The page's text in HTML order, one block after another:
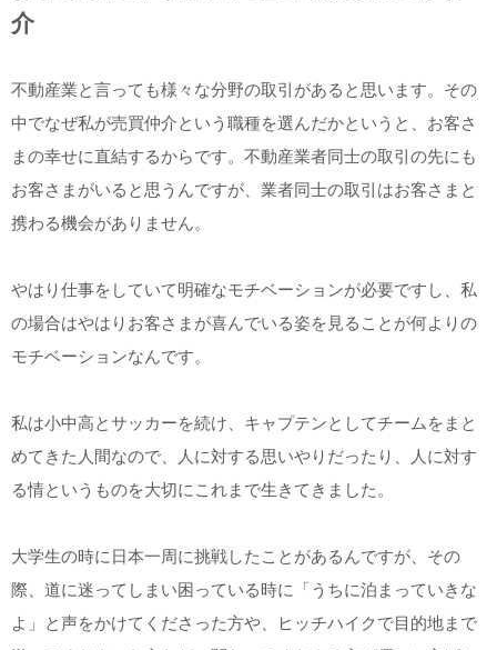
介
不動産業と言っても様々な分野の取引があると思います。その
中でなぜ私が売買仲介という職種を選んだかというと、お客さ
まの幸せに直結するからです。不動産業者同士の取引の先にも
お客さまがいると思うんですが、業者同士の取引はお客さまと
携わる機会がありません。
やはり仕事をしていて明確なモチベーションが必要ですし、私
の場合はやはりお客さまが喜んでいる姿を見ることが何よりの
モチベーションなんです。
私は小中高とサッカーを続け、キャプテンとしてチームをまと
めてきた人間なので、人に対する思いやりだったり、人に対す
る情というものを大切にこれまで生きてきました。
大学生の時に日本一周に挑戦したことがあるんですが、その
際、道に迷ってしまい困っている時に「うちに泊まっていきな
よ」と声をかけてくださった方や、ヒッチハイクで目的地まで